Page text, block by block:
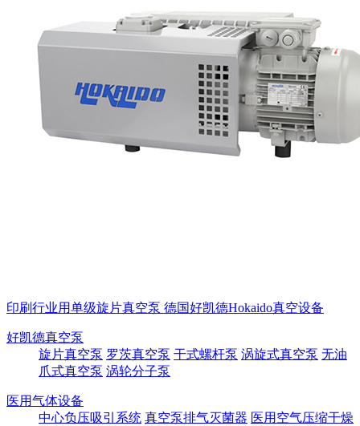
印刷行业用单级旋片真空泵 德国好凯德Hokaido真空设备
好凯德真空泵
旋片真空泵 罗茨真空泵 干式螺杆泵 涡旋式真空泵 无油
爪式真空泵 涡轮分子泵
医用气体设备
中心负压吸引系统 真空泵排气灭菌器 医用空气压缩干燥